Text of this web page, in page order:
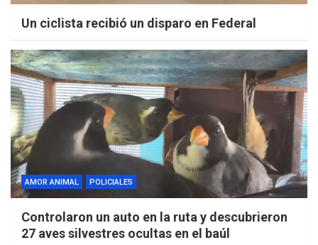
Un ciclista recibió un disparo en Federal
AMOR ANIMAL POLICIALES
Controlaron un auto en la ruta y descubrieron
27 aves silvestres ocultas en el baúl